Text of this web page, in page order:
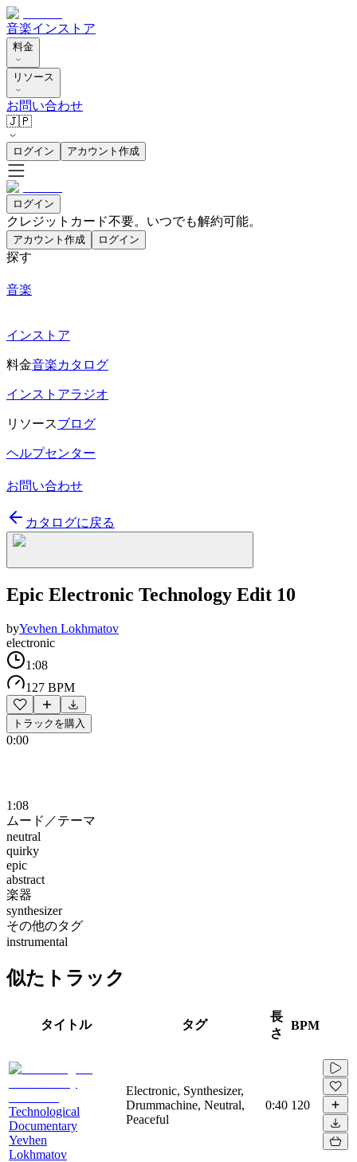
音楽インストア
料金
リソース
お問い合わせ
🇯🇵
ログイン アカウント作成
ログイン
クレジットカード不要。いつでも解約可能。
アカウント作成 ログイン
探す
音楽
インストア
料金音楽カタログ
インストアラジオ
リソースブログ
ヘルプセンター
お問い合わせ
カタログに戻る
Epic Electronic Technology Edit 10
byYevhen Lokhmatov
electronic
1:08
127 BPM
トラックを購入
0:00
1:08
ムード／テーマ
neutral
quirky
epic
abstract
楽器
synthesizer
その他のタグ
instrumental
似たトラック
タイトル タグ
長
さ
BPM
Technological
Documentary
Yevhen
Lokhmatov
Electronic, Synthesizer,
Drummachine, Neutral,
Peaceful
0:40 120